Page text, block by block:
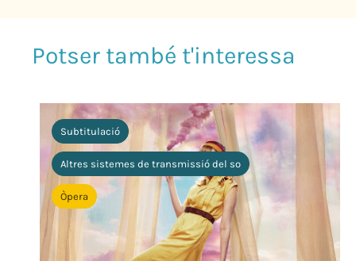
Subtitulació
Altres sistemes de transmissió del so
Òpera